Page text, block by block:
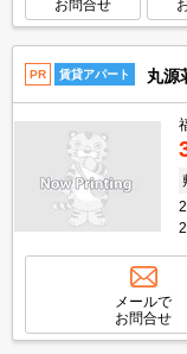
お問合せ
PR 賃貸アパート 丸源
メールで
お問合せ